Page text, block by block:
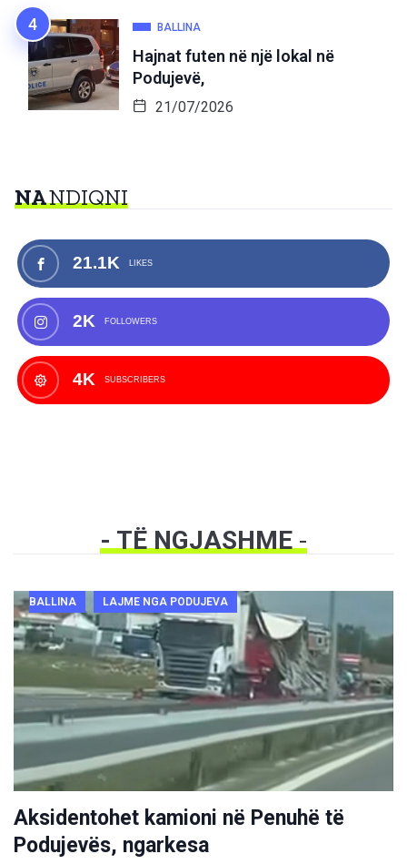
BALLINA
Hajnat futen në një lokal në
Podujevë,
21/07/2026
NANDIQNI
21.1K LIKES
2K FOLLOWERS
4K SUBSCRIBERS
- TË NGJASHME-
BALLINA LAJME NGA PODUJEVA
Aksidentohet kamioni në Penuhë të
Podujevës, ngarkesa